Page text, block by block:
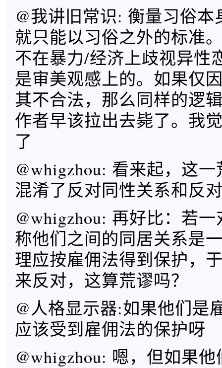
@我讲旧常识: 衡量习俗
就只能以习俗之外的标准
不在暴力/经济上歧视异性
是审美观感上的。如果仅
其不合法，那么同样的逻
作者早该拉出去毙了。我
了
@whigzhou: 看来起，这
混淆了反对同性关系和反
@whigzhou: 再好比：若
称他们之间的同居关系是
理应按雇佣法得到保护，
来反对，这算荒谬吗？
@人格显示器:如果他们是
应该受到雇佣法的保护呀
@whigzhou: 嗯，但如果